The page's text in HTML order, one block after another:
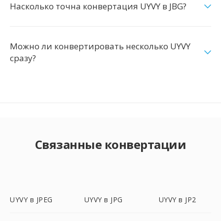
Насколько точна конвертация UYVY в JBG?
Можно ли конвертировать несколько UYVY
сразу?
Связанные конвертации
UYVY в JPEG UYVY в JPG UYVY в JP2